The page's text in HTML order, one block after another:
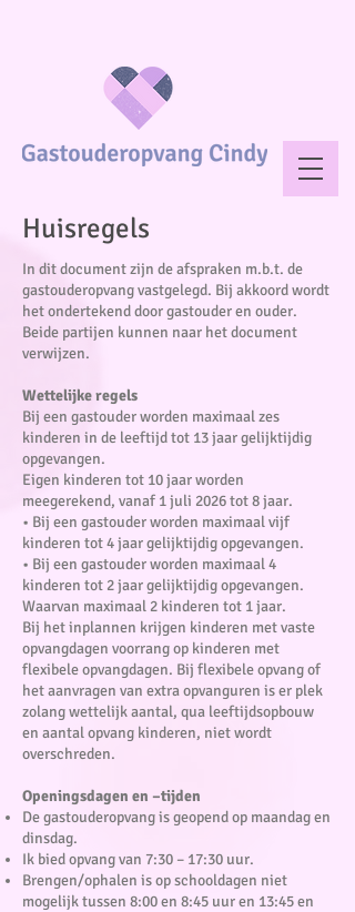
Huisregels
In dit document zijn de afspraken m.b.t. de
gastouderopvang vastgelegd. Bij akkoord wordt
het ondertekend door gastouder en ouder.
Beide partijen kunnen naar het document
verwijzen.
Wettelijke regels
Bij een gastouder worden maximaal zes
kinderen in de leeftijd tot 13 jaar gelijktijdig
opgevangen.
Eigen kinderen tot 10 jaar worden
meegerekend, vanaf 1 juli 2026 tot 8 jaar.
• Bij een gastouder worden maximaal vijf
kinderen tot 4 jaar gelijktijdig opgevangen.
• Bij een gastouder worden maximaal 4
kinderen tot 2 jaar gelijktijdig opgevangen.
Waarvan maximaal 2 kinderen tot 1 jaar.
Bij het inplannen krijgen kinderen met vaste
opvangdagen voorrang op kinderen met
flexibele opvangdagen. Bij flexibele opvang of
het aanvragen van extra opvanguren is er plek
zolang wettelijk aantal, qua leeftijdsopbouw
en aantal opvang kinderen, niet wordt
overschreden.
Openingsdagen en –tijden
De gastouderopvang is geopend op maandag en
dinsdag.
Ik bied opvang van 7:30 – 17:30 uur.
Brengen/ophalen is op schooldagen niet
mogelijk tussen 8:00 en 8:45 uur en 13:45 en